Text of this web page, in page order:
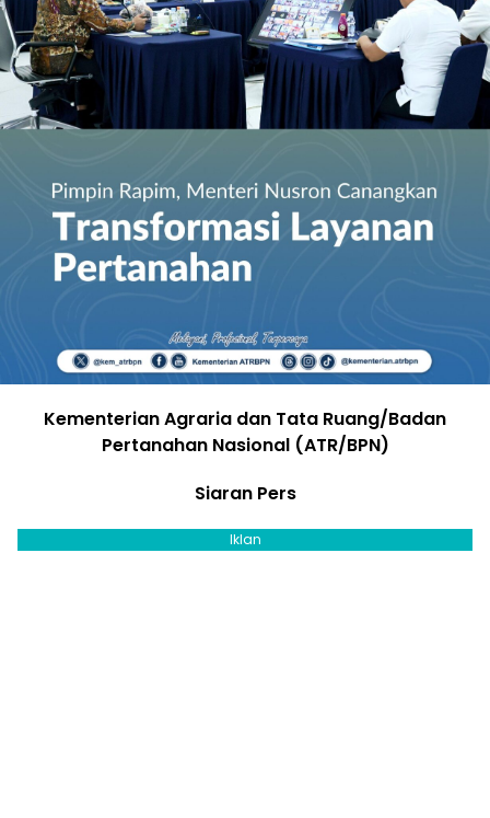
Kementerian Agraria dan Tata Ruang/Badan
Pertanahan Nasional (ATR/BPN)
Siaran Pers
Iklan